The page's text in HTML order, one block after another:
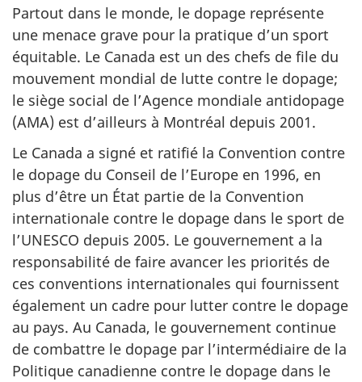
Partout dans le monde, le dopage représente
une menace grave pour la pratique d’un sport
équitable. Le Canada est un des chefs de file du
mouvement mondial de lutte contre le dopage;
le siège social de l’Agence mondiale antidopage
(AMA) est d’ailleurs à Montréal depuis 2001.
Le Canada a signé et ratifié la Convention contre
le dopage du Conseil de l’Europe en 1996, en
plus d’être un État partie de la Convention
internationale contre le dopage dans le sport de
l’UNESCO depuis 2005. Le gouvernement a la
responsabilité de faire avancer les priorités de
ces conventions internationales qui fournissent
également un cadre pour lutter contre le dopage
au pays. Au Canada, le gouvernement continue
de combattre le dopage par l’intermédiaire de la
Politique canadienne contre le dopage dans le